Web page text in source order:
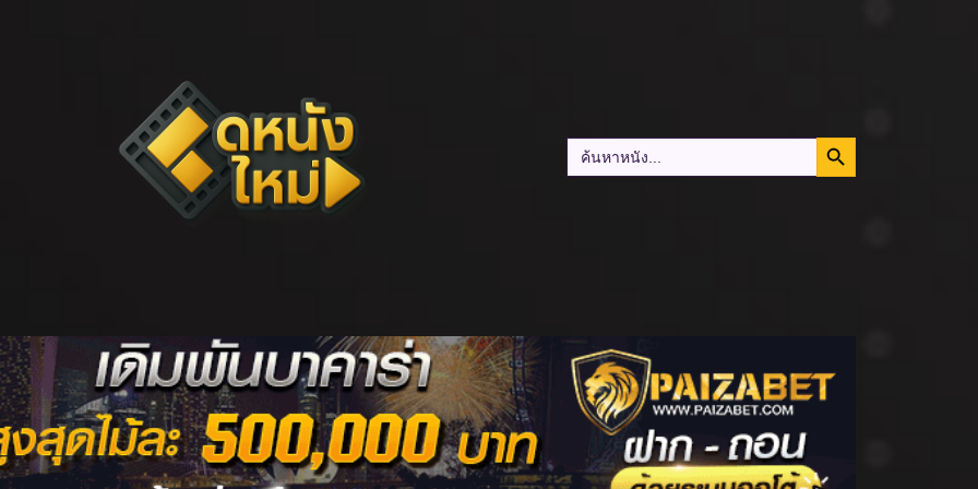
Search
for:
Search Button